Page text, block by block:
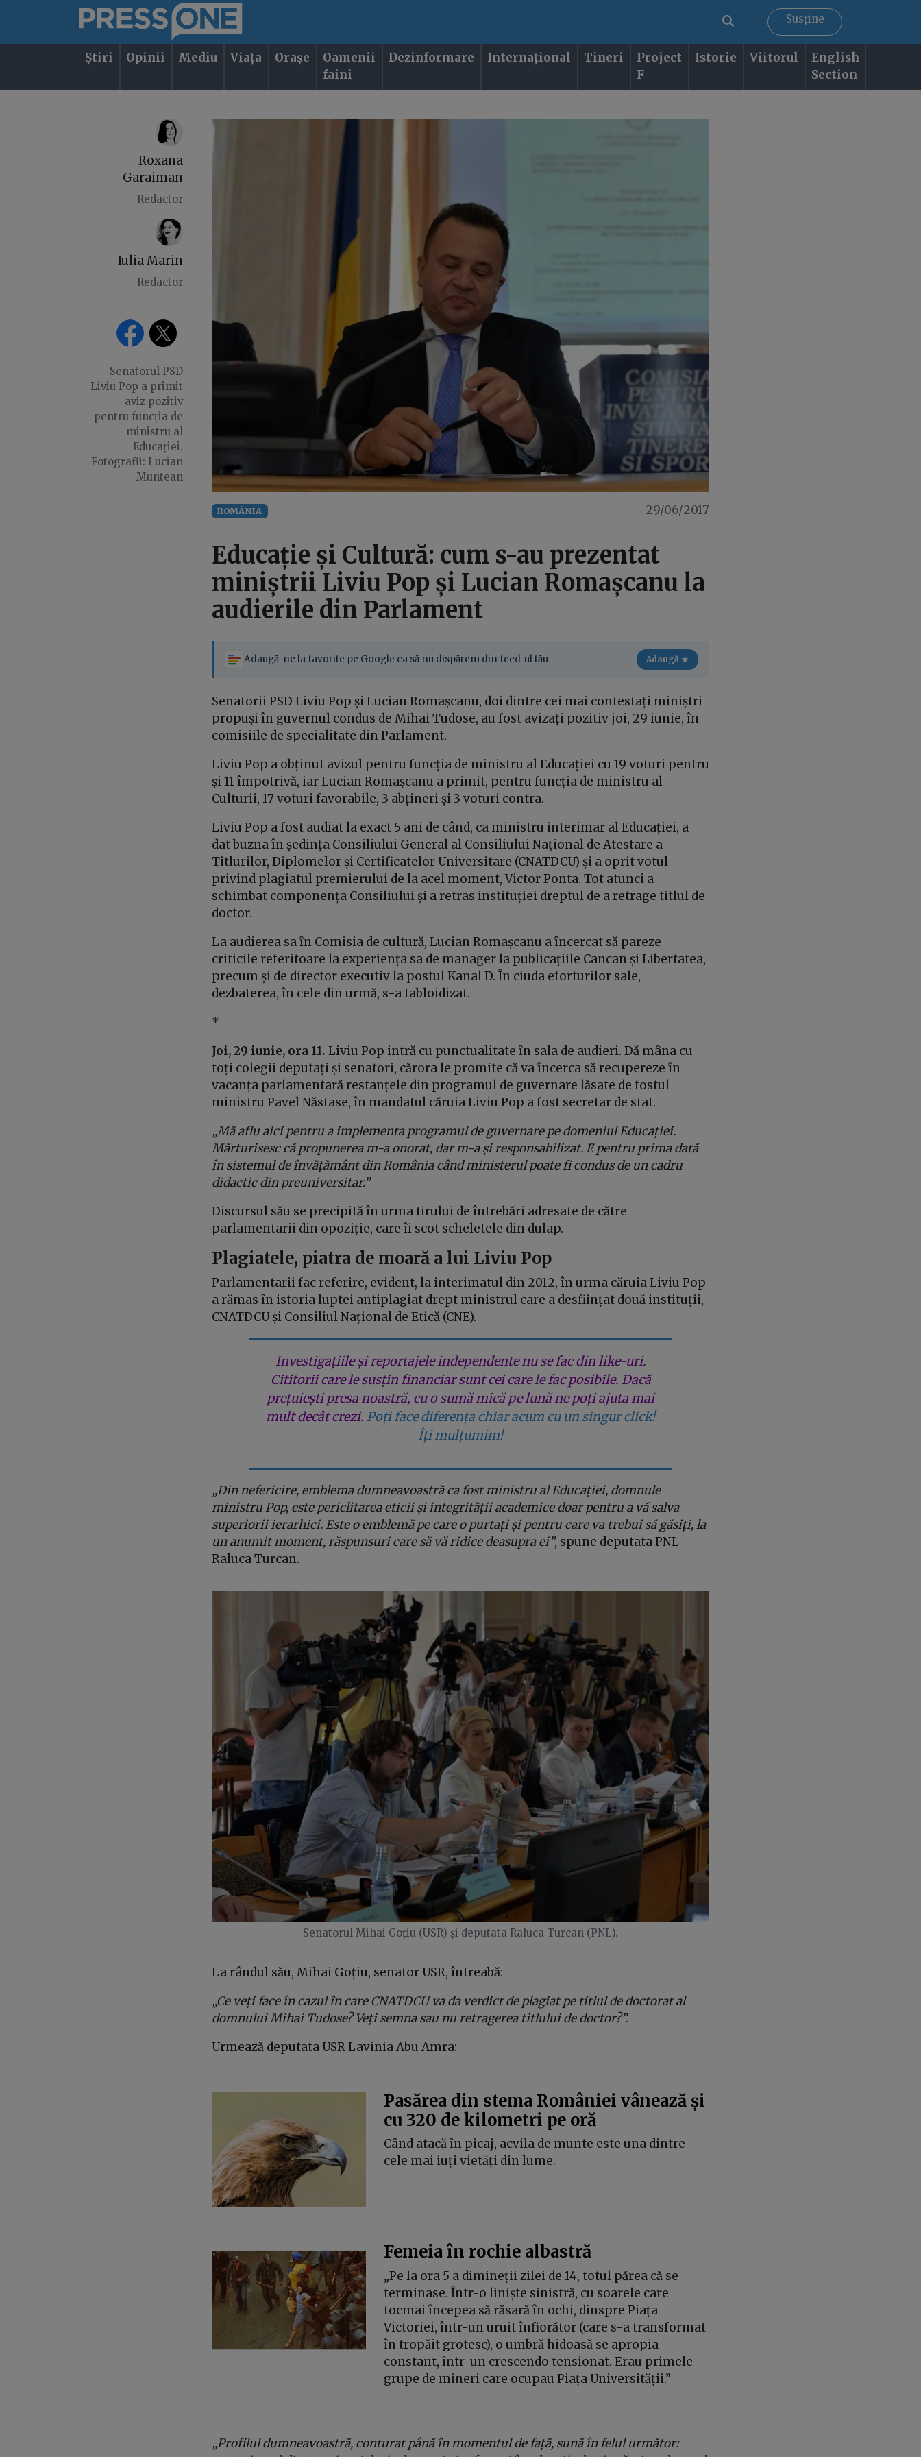
Susține
Știri Opinii Mediu Viața Orașe
Oamenii
faini
Dezinformare Internațional Tineri
Project
F
Istorie Viitorul
English
Section
Roxana
Garaiman
Redactor
Iulia Marin
Redactor
Senatorul PSD
Liviu Pop a primit
aviz pozitiv
pentru funcția de
ministru al
Educației.
Fotografii: Lucian
Muntean
ROMÂNIA 29/06/2017
Educație și Cultură: cum s-au prezentat
miniștrii Liviu Pop și Lucian Romașcanu la
audierile din Parlament
Adaugă-ne la favorite pe Google ca să nu dispărem din feed-ul tău Adaugă ★
Senatorii PSD Liviu Pop și Lucian Romașcanu, doi dintre cei mai contestați miniștri
propuși în guvernul condus de Mihai Tudose, au fost avizați pozitiv joi, 29 iunie, în
comisiile de specialitate din Parlament.
Liviu Pop a obținut avizul pentru funcția de ministru al Educației cu 19 voturi pentru
și 11 împotrivă, iar Lucian Romașcanu a primit, pentru funcția de ministru al
Culturii, 17 voturi favorabile, 3 abțineri și 3 voturi contra.
Liviu Pop a fost audiat la exact 5 ani de când, ca ministru interimar al Educației, a
dat buzna în ședința Consiliului General al Consiliului Naţional de Atestare a
Titlurilor, Diplomelor și Certificatelor Universitare (CNATDCU) și a oprit votul
privind plagiatul premierului de la acel moment, Victor Ponta. Tot atunci a
schimbat componența Consiliului și a retras instituției dreptul de a retrage titlul de
doctor.
La audierea sa în Comisia de cultură, Lucian Romașcanu a încercat să pareze
criticile referitoare la experiența sa de manager la publicațiile Cancan și Libertatea,
precum și de director executiv la postul Kanal D. În ciuda eforturilor sale,
dezbaterea, în cele din urmă, s-a tabloidizat.
*
Joi, 29 iunie, ora 11. Liviu Pop intră cu punctualitate în sala de audieri. Dă mâna cu
toți colegii deputați și senatori, cărora le promite că va încerca să recupereze în
vacanța parlamentară restanțele din programul de guvernare lăsate de fostul
ministru Pavel Năstase, în mandatul căruia Liviu Pop a fost secretar de stat.
„Mă aflu aici pentru a implementa programul de guvernare pe domeniul Educației.
Mărturisesc că propunerea m-a onorat, dar m-a și responsabilizat. E pentru prima dată
în sistemul de învățământ din România când ministerul poate fi condus de un cadru
didactic din preuniversitar.”
Discursul său se precipită în urma tirului de întrebări adresate de către
parlamentarii din opoziție, care îi scot scheletele din dulap.
Plagiatele, piatra de moară a lui Liviu Pop
Parlamentarii fac referire, evident, la interimatul din 2012, în urma căruia Liviu Pop
a rămas în istoria luptei antiplagiat drept ministrul care a desființat două instituții,
CNATDCU și Consiliul Național de Etică (CNE).
Investigațiile și reportajele independente nu se fac din like-uri.
Cititorii care le susțin financiar sunt cei care le fac posibile. Dacă
prețuiești presa noastră, cu o sumă mică pe lună ne poți ajuta mai
mult decât crezi. Poți face diferența chiar acum cu un singur click!
Îți mulțumim!
„Din nefericire, emblema dumneavoastră ca fost ministru al Educației, domnule
ministru Pop, este periclitarea eticii și integrității academice doar pentru a vă salva
superiorii ierarhici. Este o emblemă pe care o purtați și pentru care va trebui să găsiți, la
un anumit moment, răspunsuri care să vă ridice deasupra ei”, spune deputata PNL
Raluca Turcan.
Senatorul Mihai Goțiu (USR) și deputata Raluca Turcan (PNL).
La rândul său, Mihai Goțiu, senator USR, întreabă:
„Ce veți face în cazul în care CNATDCU va da verdict de plagiat pe titlul de doctorat al
domnului Mihai Tudose? Veți semna sau nu retragerea titlului de doctor?”.
Urmează deputata USR Lavinia Abu Amra:
Pasărea din stema României vânează și
cu 320 de kilometri pe oră
Când atacă în picaj, acvila de munte este una dintre
cele mai iuți vietăți din lume.
Femeia în rochie albastră
„Pe la ora 5 a dimineții zilei de 14, totul părea că se
terminase. Într-o liniște sinistră, cu soarele care
tocmai începea să răsară în ochi, dinspre Piața
Victoriei, într-un uruit înfiorător (care s-a transformat
în tropăit grotesc), o umbră hidoasă se apropia
constant, într-un crescendo tensionat. Erau primele
grupe de mineri care ocupau Piața Universității.”
„Profilul dumneavoastră, conturat până în momentul de față, sună în felul următor: